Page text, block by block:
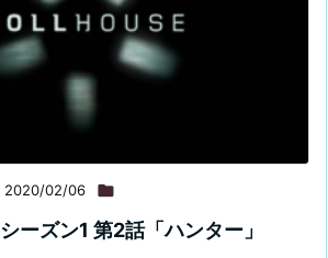
2020/02/06 
ーズン1 第2話「ハンター」